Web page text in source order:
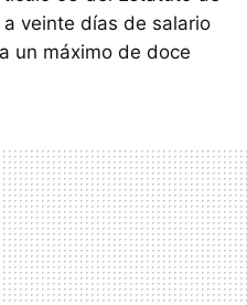
veinte días de salario
un máximo de doce